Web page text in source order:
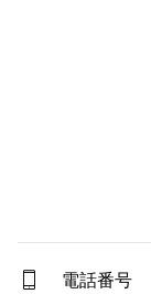
電話番号